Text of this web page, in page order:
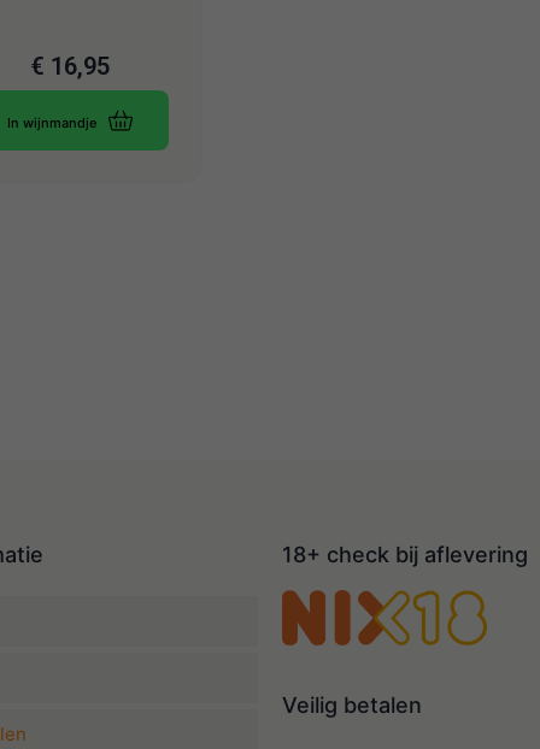
€ 16,95
In wijnmandje
18+ check bij aflevering
Veilig betalen